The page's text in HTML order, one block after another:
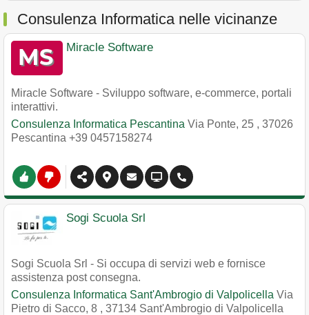
Consulenza Informatica nelle vicinanze
Miracle Software
Miracle Software - Sviluppo software, e-commerce, portali
interattivi.
Consulenza Informatica Pescantina Via Ponte, 25 , 37026
Pescantina +39 0457158274
Sogi Scuola Srl
Sogi Scuola Srl - Si occupa di servizi web e fornisce
assistenza post consegna.
Consulenza Informatica Sant'Ambrogio di Valpolicella Via
Pietro di Sacco, 8 , 37134 Sant'Ambrogio di Valpolicella